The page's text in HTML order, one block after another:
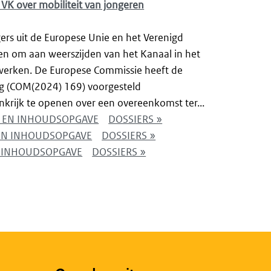
over mobiliteit van jongeren
uit de Europese Unie en het Verenigd
om aan weerszijden van het Kanaal in het
De Europese Commissie heeft de
(COM(2024) 169) voorgesteld
te openen over een overeenkomst ter...
INHOUDSOPGAVE
DOSSIERS »
INHOUDSOPGAVE
DOSSIERS »
DOSSIERS »